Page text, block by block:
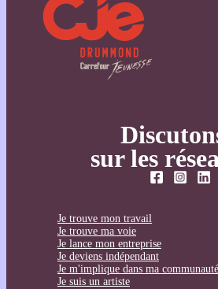
sur les
Je trouve mon travail
Je trouve ma voie
Je lance mon entreprise
Je deviens indépendant
Je m'implique dans ma communauté
Je suis un artiste